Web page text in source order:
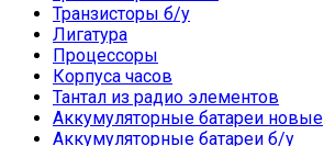
Транзисторы б/у
Лигатура
Процессоры
Корпуса часов
Тантал из радио элементов
Аккумуляторные батареи новые
Аккумуляторные батареи б/у